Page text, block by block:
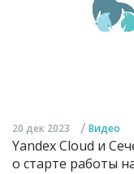
20 дек 2023 / Видео
Yandex Cloud и
о старте работы